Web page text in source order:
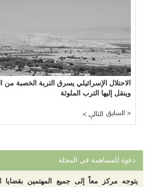
الاحتلال الإسرائيلي يسرق التربة الخصبة من
وينقل إليها الترب الملوثة
< التالي السابق >
دعوة للمساهمة في المجلة
يتوجه مركز معاً إلى جميع المهتمين بقضايا